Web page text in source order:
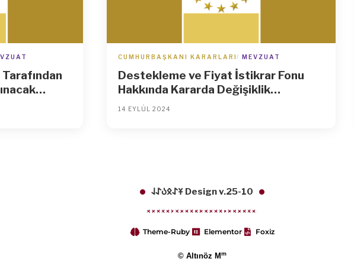
ile Prim
CUMHURBAŞKANI KARARLARI MEVZUAT
Destekleme ve Fiyat İstikrar Fonu
Hakkında Kararda Değişiklik
Yapılmasına Dair Karar (Karar Sayısı:
14 EYLÜL 2024
𐱁𐰀𐰋𐰉𐰀𐰞 Design v.25-10
Theme-Ruby Elementor Foxiz
© Altınöz Mm